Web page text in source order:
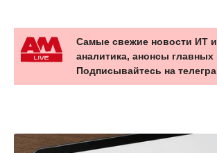
Самые свежие новости ИТ
аналитика, анонсы главных
Подписывайтесь на